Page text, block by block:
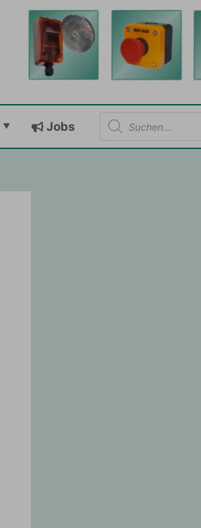
Jobs
Products
search